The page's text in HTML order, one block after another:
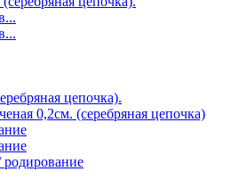
цепочка).
родирование